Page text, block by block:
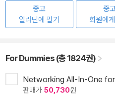
중고
알라딘에 팔기
중
회원에
For Dummies (총 1824권)
Networking All-In-One
판매가 50,730원